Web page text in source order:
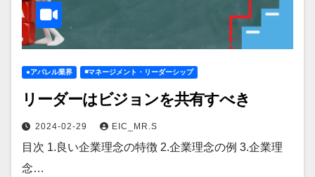
●アパレル業界 ◾️マネージメント・リーダーシップ
リーダーはビジョンを共有すべき
2024-02-29 EIC_MR.S
目次 1.良い企業理念の特徴 2.企業理念の例 3.企業理
念…